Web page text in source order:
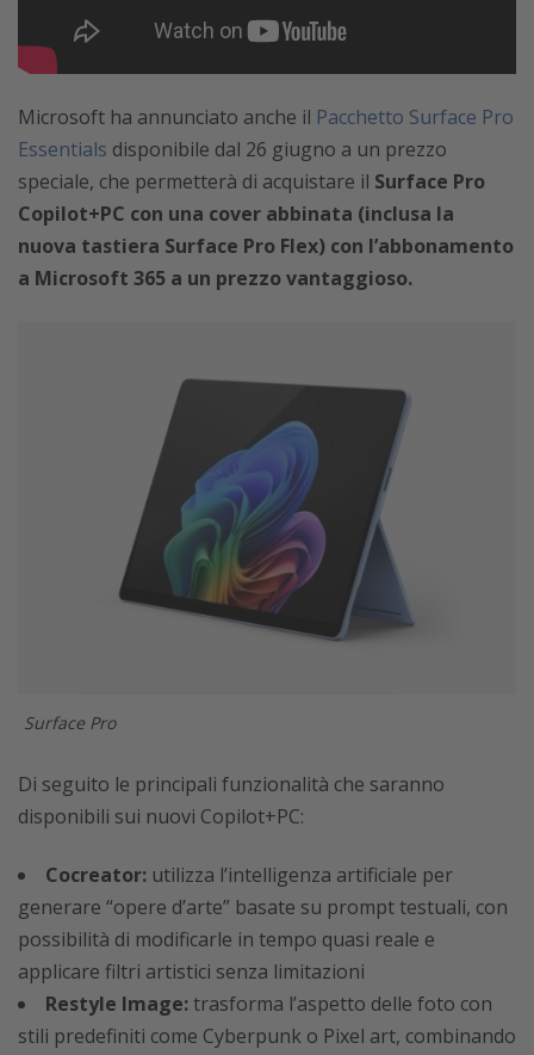
Microsoft ha annunciato anche il Pacchetto Surface Pro
Essentials disponibile dal 26 giugno a un prezzo
speciale, che permetterà di acquistare il Surface Pro
Copilot+PC con una cover abbinata (inclusa la
nuova tastiera Surface Pro Flex) con l’abbonamento
a Microsoft 365 a un prezzo vantaggioso.
Surface Pro
Di seguito le principali funzionalità che saranno
disponibili sui nuovi Copilot+PC:
Cocreator: utilizza l’intelligenza artificiale per
generare “opere d’arte” basate su prompt testuali, con
possibilità di modificarle in tempo quasi reale e
applicare filtri artistici senza limitazioni
Restyle Image:trasforma l’aspetto delle foto con
stili predefiniti come Cyberpunk o Pixel art, combinando